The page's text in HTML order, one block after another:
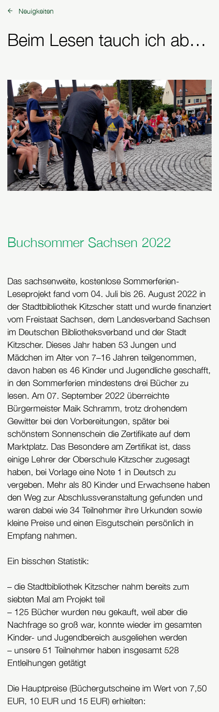
zurück zu:
Neuigkeiten
Beim Lesen tauch ich ab…
Buchsommer Sachsen 2022
Das sachsenweite, kostenlose Sommerferien-
Leseprojekt fand vom 04. Juli bis 26. August 2022 in
der Stadtbibliothek Kitzscher statt und wurde finanziert
vom Freistaat Sachsen, dem Landesverband Sachsen
im Deutschen Bibliotheksverband und der Stadt
Kitzscher. Dieses Jahr haben 53 Jungen und
Mädchen im Alter von 7–16 Jahren teilgenommen,
davon haben es 46 Kinder und Jugendliche geschafft,
in den Sommerferien mindestens drei Bücher zu
lesen. Am 07. September 2022 überreichte
Bürgermeister Maik Schramm, trotz drohendem
Gewitter bei den Vorbereitungen, später bei
schönstem Sonnenschein die Zertifikate auf dem
Marktplatz. Das Besondere am Zertifikat ist, dass
einige Lehrer der Oberschule Kitzscher zugesagt
haben, bei Vorlage eine Note 1 in Deutsch zu
vergeben. Mehr als 80 Kinder und Erwachsene haben
den Weg zur Abschlussveranstaltung gefunden und
waren dabei wie 34 Teilnehmer ihre Urkunden sowie
kleine Preise und einen Eisgutschein persönlich in
Empfang nahmen.
Ein bisschen Statistik:
– die Stadtbibliothek Kitzscher nahm bereits zum
siebten Mal am Projekt teil
– 125 Bücher wurden neu gekauft, weil aber die
Nachfrage so groß war, konnte wieder im gesamten
Kinder- und Jugendbereich ausgeliehen werden
– unsere 51 Teilnehmer haben insgesamt 528
Entleihungen getätigt
Die Hauptpreise (Büchergutscheine im Wert von 7,50
EUR, 10 EUR und 15 EUR) erhielten: